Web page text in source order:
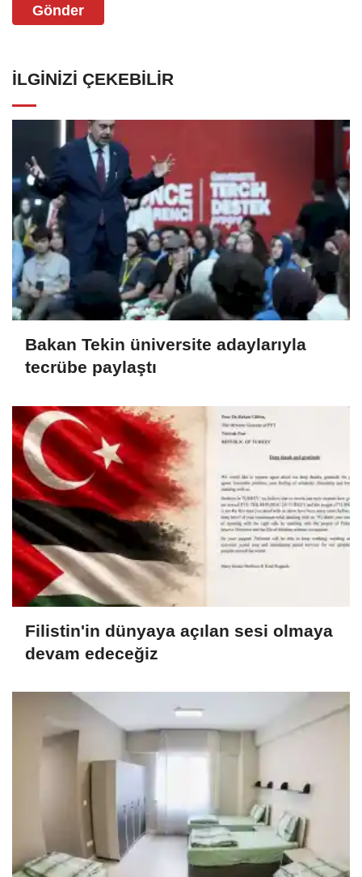
Gönder
İLGINIZI ÇEKEBILIR
Bakan Tekin üniversite adaylarıyla
tecrübe paylaştı
Filistin'in dünyaya açılan sesi olmaya
devam edeceğiz